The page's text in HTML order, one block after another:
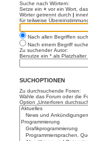
Suche nach Wörtern:
Setze ein + vor ein Wort,
Wörter getrennt durch |
für teilweise
Nach allen Begriffen
Nach einem Begriff
Zu suchender Autor:
Benutze ein * als Platzhalter
SUCHOPTIONEN
Zu durchsuchende Foren:
Wähle das Forum oder die
Option „Unterforen